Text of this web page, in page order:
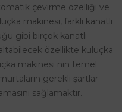
çevirme özelliği ve
makinesi, farklı kanatlı
gibi birçok kanatlı
özellikte kuluçka
makinesi nin temel
gerekli şartlar
sağlamaktır.